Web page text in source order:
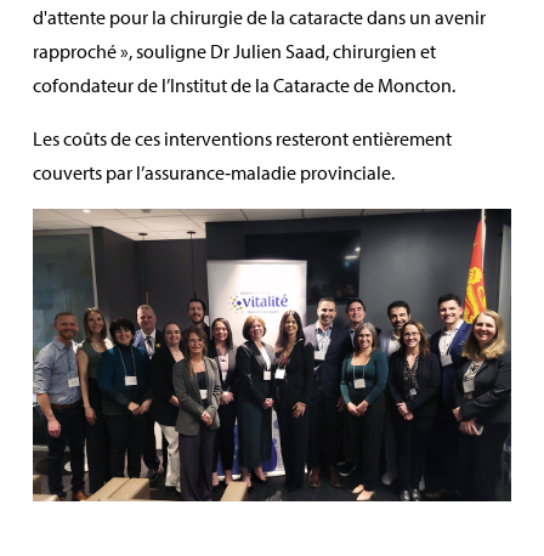
d'attente pour la chirurgie de la cataracte dans un avenir
rapproché », souligne Dr Julien Saad, chirurgien et
cofondateur de l’Institut de la Cataracte de Moncton.
Les coûts de ces interventions resteront entièrement
couverts par l’assurance‑maladie provinciale.